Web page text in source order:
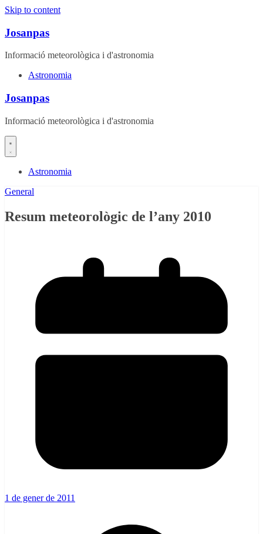
Skip to content
Josanpas
Informació meteorològica i d'astronomia
Astronomia
Josanpas
Informació meteorològica i d'astronomia
Astronomia
General
Resum meteorològic de l’any 2010
1 de gener de 2011